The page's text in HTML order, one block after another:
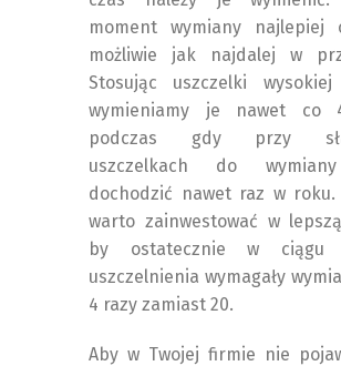
moment wymiany najlepiej
możliwie jak najdalej w
Stosując uszczelki wysokiej
wymieniamy je nawet co
podczas gdy przy
uszczelkach do
dochodzić nawet raz w roku.
warto zainwestować w
by ostatecznie w
uszczelnienia wymagały
4 razy zamiast 20.
Aby w Twojej firmie nie